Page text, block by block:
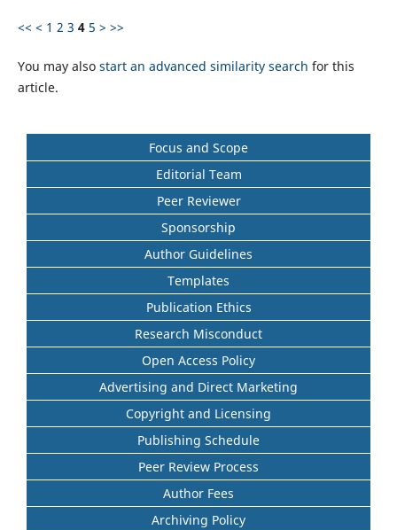
<< < 1 2 3 4 5 > >>
You may also start an advanced similarity search for this
article.
Focus and Scope
Editorial Team
Peer Reviewer
Sponsorship
Author Guidelines
Templates
Publication Ethics
Research Misconduct
Open Access Policy
Advertising and Direct Marketing
Copyright and Licensing
Publishing Schedule
Peer Review Process
Author Fees
Archiving Policy